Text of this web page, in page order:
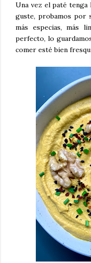
Una vez el paté tenga
guste, probamos por
más especias, más
perfecto, lo
comer esté bien